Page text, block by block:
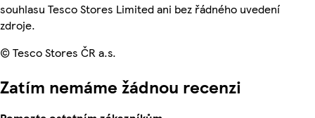
souhlasu Tesco Stores Limited ani bez řádného uvedení
zdroje.
© Tesco Stores ČR a.s.
Zatím nemáme žádnou recenzi